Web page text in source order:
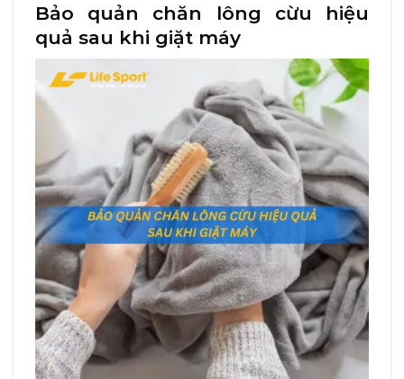
Bảo quản chăn lông cừu hiệu
quả sau khi giặt máy